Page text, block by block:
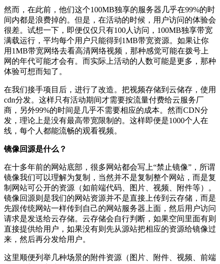
然而，在此前，他们这个100MB独享的服务器几乎在99%的时
间内都是浪费掉的。但是，在活动的时候，用户访问的体验会
很差。试想一下，即便仅仅只有100人访问，100MB独享带宽
满载运行，平均每个用户只能得到1MB带宽资源。如果让你
用1MB带宽网络去看高清网络视频，那种感觉可能在拨号上
网的年代可能才会有。而实际上活动的人数可能是更多，那种
体验可想而知了。
在我们接手项目后，进行了改造。把视频存储到云储存，使用
cdn分发。这样只有活动期间才需要按流量付费给云服务厂
商，另外99%的时间是几乎不需要相应的成本。然而CDN分
发，理论上是没有最高带宽限制的。这样即便是1000个人在
线，每个人都能流畅的观看视频。
镜像回源是什么？
在十多年前的网站底部，很多网站都会写上“禁止镜像”，所谓
镜像我们可以理解为复制，当然并不是复制整个网站，而是复
制网站可公开的资源（如前端代码、图片、视频、附件等）。
镜像回源则是我们的网站资源并不是直接上传到云存储，而是
先跟传统网站一样传到自己的网站服务器上面，然后用户访问
请求是发送给云存储。云存储会自行判断，如果空间里面有则
直接提供给用户，如果没有则先从源站把相应的资源给镜像过
来，然后再分发给用户。
这里顺便列举几种场景的附件资源（图片、附件、视频、前端